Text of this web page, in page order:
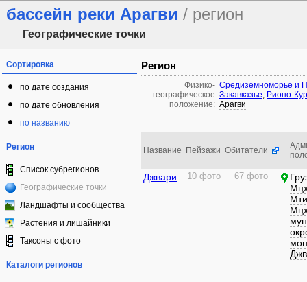
бассейн реки Арагви / регион
Географические точки
Сортировка
по дате создания
по дате обновления
по названию
Регион
Список субрегионов
Географические точки
Ландшафты и сообщества
Растения и лишайники
Таксоны с фото
Каталоги регионов
Регион
Физико-
географическое
положение:
Средиземноморье и
Закавказье, Рионо-
Арагви
Название Пейзажи Обитатели
Джвари 10 фото 67 фото